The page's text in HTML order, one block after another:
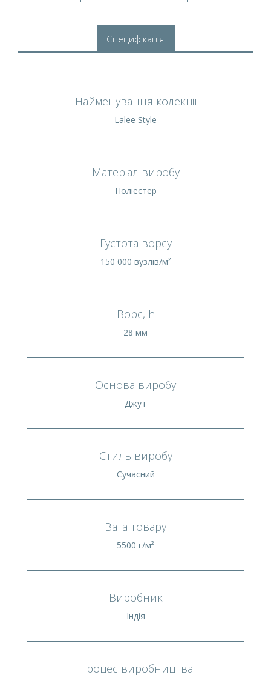
Специфікація
Найменування колекції
Lalee Style
Матеріал виробу
Поліестер
Густота ворсу
150 000 вузлів/м²
Ворс, h
28 мм
Основа виробу
Джут
Стиль виробу
Сучасний
Вага товару
5500 г/м²
Виробник
Індія
Процес виробництва